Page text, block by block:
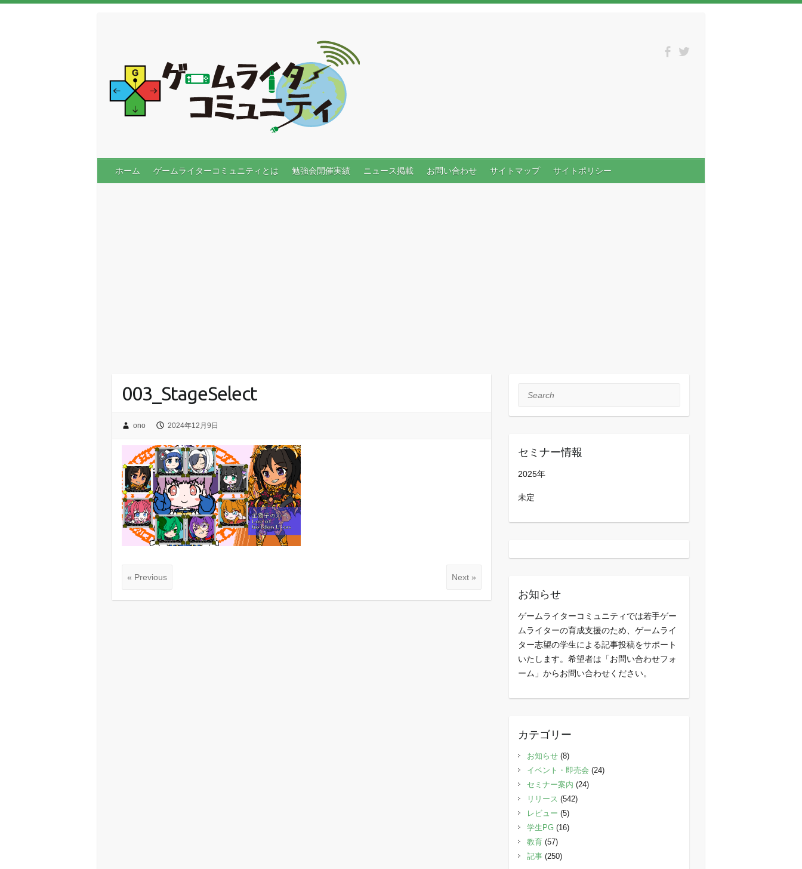
ホーム ゲームライターコミュニティとは 勉強会開催実績 ニュース掲載 お問い合わせ サイトマップ サイトポリシー
003_StageSelect
ono 2024年12月9日
« Previous Next »
Search
セミナー情報
2025年
未定
お知らせ
ゲームライターコミュニティでは若手ゲー
ムライターの育成支援のため、ゲームライ
ター志望の学生による記事投稿をサポート
いたします。希望者は「お問い合わせフォ
ーム」からお問い合わせください。
カテゴリー
お知らせ(8)
イベント・即売会 (24)
セミナー案内 (24)
リリース (542)
レビュー (5)
学生PG(16)
教育(57)
記事(250)